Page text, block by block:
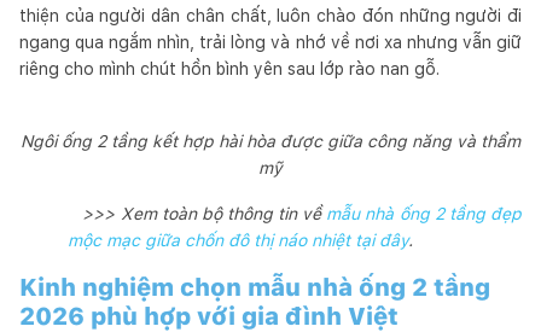
thiện của người dân chân chất, luôn chào đón những người đi
ngang qua ngắm nhìn, trải lòng và nhớ về nơi xa nhưng vẫn giữ
riêng cho mình chút hồn bình yên sau lớp rào nan gỗ.
Ngôi ống 2 tầng kết hợp hài hòa được giữa công năng và thẩm
mỹ
>>> Xem toàn bộ thông tin vềmẫu nhà ống 2 tầng đẹp
mộc mạc giữa chốn đô thị náo nhiệt tại đây.
Kinh nghiệm chọn mẫu nhà ống 2 tầng
2026 phù hợp với gia đình Việt